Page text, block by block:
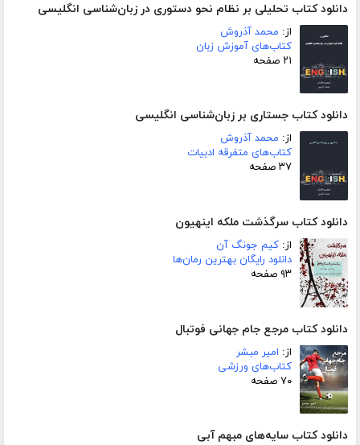
دانلود کتاب تحلیلی بر نظام نحو دستوری در زبان‌شناسی انگلیسی
از: محمد آذروش
کتاب‌های آموزش زبان
۲۱ صفحه
دانلود کتاب جستاری بر زبان‌شناسی انگلیسی
از: محمد آذروش
کتاب‌های متفرقه ادبیات
۳۷ صفحه
دانلود کتاب سرگذشت ملکه اینهیون
از: کیم جونگ آن
دانلود رایگان بهترین رمان‌ها
۹۳ صفحه
دانلود کتاب مرجع جام جهانی فوتبال
از: امیر مبشر
کتاب‌های ورزشی
۷۰ صفحه
دانلود کتاب سایه‌های مبهم آبی